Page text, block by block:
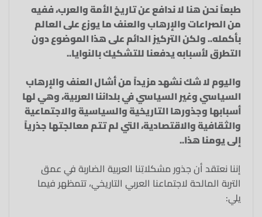
طبعاً نحن هنا لا ندافع عن تاريخ الأمة والعرب، ففيه
من الصراعات والإرهاب والعنف ما يوزع على العالم
بأكمله.. ولكن التركيز الدائم على هذا الموضوع دون
التطرق لأسبابه يدفعنا للتشكيك بالنوايا..
واليوم لا شك نشهد مزيداً من أشال العنف والإرهاب
السياسي وغير السياسي في بلداننا العربية، وهي لها
أسبابها وجذورها التاريخية والسياسية والاجتماعية
والثقافية والاقتصادية، التي لم تتم معالجتها جذرياً
إلى يومنا هذا..
إننا نعتقد أن جذور مشكلاتِنا العربية الضاربة في عمق
التربة المالحة لاجتماعنا العربي التاريخي، تتمظهر فيما
يلي: